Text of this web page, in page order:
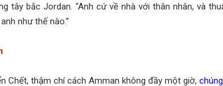
tây bắc Jordan. “Anh cứ về nhà với thân nhân, và
như thế nào.”
Chết, thậm chí cách Amman không đầy một giờ,